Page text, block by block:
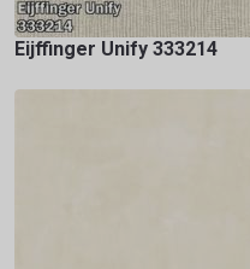
Eijffinger Unify 333214